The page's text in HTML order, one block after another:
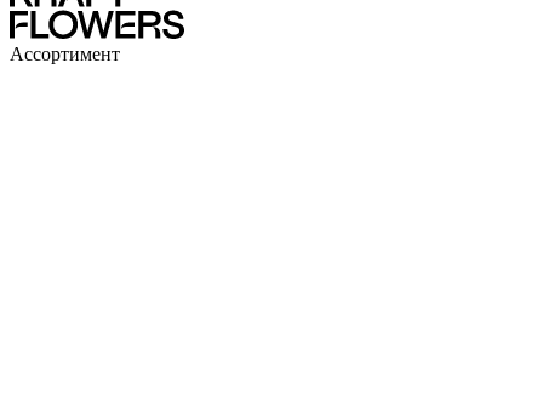
Ассортимент